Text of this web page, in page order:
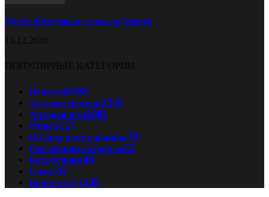
Chevrolet обновил спорткар Camaro
13.12.2020
ПОПУЛЯРНЫЕ КАТЕГОРИИ
Новости5068
Автомастерская2343
Автоновости1081
Отдых127
Обзоры и тест драйвы78
Российский автопром52
Без рубрики48
Спорт37
Новости ПДД35